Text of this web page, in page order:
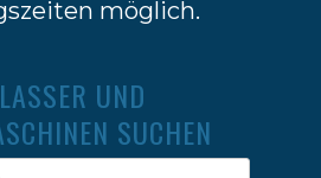
möglich.
UND
SUCHEN